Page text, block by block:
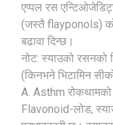
एप्पल रस
(जस्तै flayponols)
बढावा दिन्छ।
नोट: स्याउको रसनको
(किनभने भिटामिन
A. Asthm रोकथामको
Flavonoid-लोड,